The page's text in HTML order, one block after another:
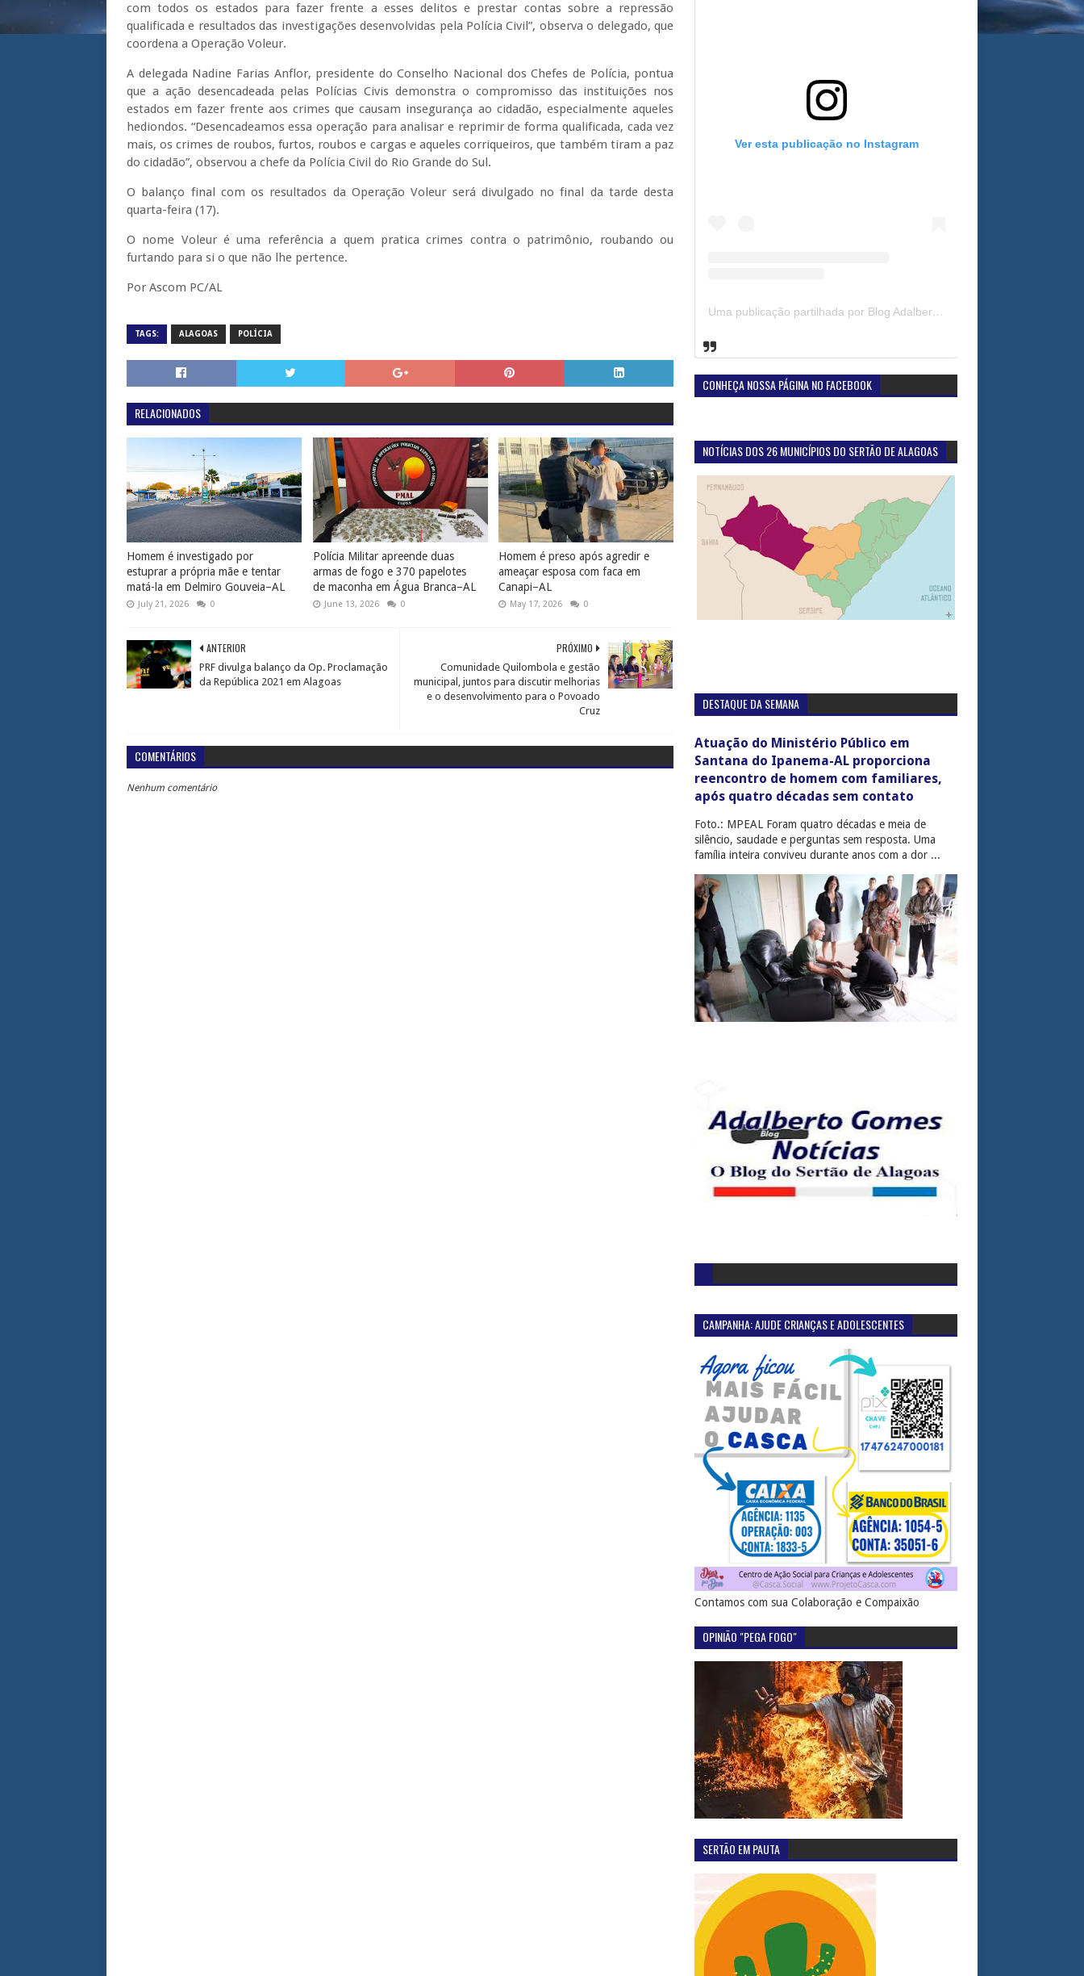
com todos os estados para fazer frente a esses delitos e prestar contas sobre a repressão
qualificada e resultados das investigações desenvolvidas pela Polícia Civil”, observa o delegado, que
coordena a Operação Voleur.
A delegada Nadine Farias Anflor, presidente do Conselho Nacional dos Chefes de Polícia, pontua
que a ação desencadeada pelas Polícias Civis demonstra o compromisso das instituições nos
estados em fazer frente aos crimes que causam insegurança ao cidadão, especialmente aqueles
hediondos. “Desencadeamos essa operação para analisar e reprimir de forma qualificada, cada vez
mais, os crimes de roubos, furtos, roubos e cargas e aqueles corriqueiros, que também tiram a paz
do cidadão”, observou a chefe da Polícia Civil do Rio Grande do Sul.
O balanço final com os resultados da Operação Voleur será divulgado no final da tarde desta
quarta-feira (17).
O nome Voleur é uma referência a quem pratica crimes contra o patrimônio, roubando ou
furtando para si o que não lhe pertence.
Por Ascom PC/AL
TAGS: ALAGOAS POLÍCIA
RELACIONADOS
Homem é investigado por
estuprar a própria mãe e tentar
matá-la em Delmiro Gouveia–AL
July 21, 2026 0
Polícia Militar apreende duas
armas de fogo e 370 papelotes
de maconha em Água Branca–AL
June 13, 2026 0
Homem é preso após agredir e
ameaçar esposa com faca em
Canapi–AL
May 17, 2026 0
PRÓXIMO
Comunidade Quilombola e gestão
municipal, juntos para discutir melhorias
e o desenvolvimento para o Povoado
Cruz
ANTERIOR
PRF divulga balanço da Op. Proclamação
da República 2021 em Alagoas
COMENTÁRIOS
Nenhum comentário
Ver esta publicação no Instagram
Uma publicação partilhada por Blog Adalberto Gomes Noticias (@blogadalbertogomesnoticiass)
CONHEÇA NOSSA PÁGINA NO FACEBOOK
NOTÍCIAS DOS 26 MUNICÍPIOS DO SERTÃO DE ALAGOAS
DESTAQUE DA SEMANA
Atuação do Ministério Público em
Santana do Ipanema-AL proporciona
reencontro de homem com familiares,
após quatro décadas sem contato
Foto.: MPEAL Foram quatro décadas e meia de
silêncio, saudade e perguntas sem resposta. Uma
família inteira conviveu durante anos com a dor ...
CAMPANHA: AJUDE CRIANÇAS E ADOLESCENTES
Contamos com sua Colaboração e Compaixão
OPINIÃO "PEGA FOGO"
SERTÃO EM PAUTA